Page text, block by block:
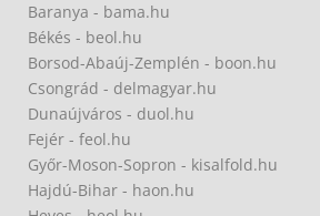
Baranya - bama.hu
Békés - beol.hu
Borsod-Abaúj-Zemplén - boon.hu
Csongrád - delmagyar.hu
Dunaújváros - duol.hu
Fejér - feol.hu
Győr-Moson-Sopron - kisalfold.hu
Hajdú-Bihar - haon.hu